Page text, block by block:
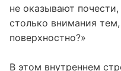
не оказывают
столько внимания
поверхностно?»
В этом внутреннем